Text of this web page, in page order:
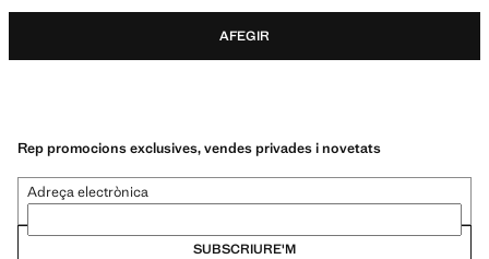
AFEGIR
Rep promocions exclusives, vendes privades i novetats
Adreça electrònica
SUBSCRIURE'M